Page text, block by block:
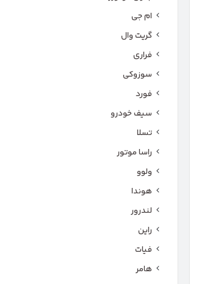
ام جی
گریت وال
فراری
سوزوکی
فورد
سیف خودرو
تسلا
راسا موتور
ولوو
هوندا
لندرور
راین
فیات
هامر